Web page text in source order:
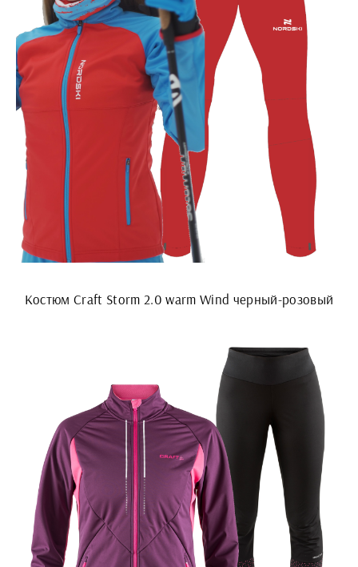
Костюм Craft Storm 2.0 warm Wind черный-розовый